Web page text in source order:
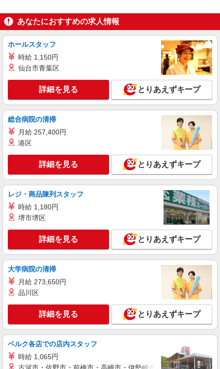
キープ 詳細を見る
派遣社員
パーソルテンプスタッフ株式会社 中部コーディネートセンター一課
＜土日祝休み×残業なし＞コツコツ入力が多
め！社員サポート事務
時給1300円 ■月収例：時給1,300円×1日8時間×
三重県松阪市／最寄駅：松ケ崎（三重県）駅、
上ノ庄駅 ≪車通勤可≫
キープ 詳細を見る
派遣社員
株式会社 大日企画
出荷事務 デ－タ入力・伝票作成
キープ 詳細を見る
パート
池畑運送株式会社
時給1,090円〜
■イオン松阪XD内 三重県松阪市嬉野天花寺町
647-248
キープ
あなたにおすすめの求人情報
ホールスタッフ
時給 1,150円
仙台市青葉区
詳細を見る とりあえずキープ
総合病院の清掃
月給 257,400円
港区
詳細を見る とりあえずキープ
レジ・商品陳列スタッフ
時給 1,180円
堺市堺区
詳細を見る とりあえずキープ
大学病院の清掃
月給 273,650円
品川区
詳細を見る とりあえずキープ
ベルク各店での店内スタッフ
時給 1,065円